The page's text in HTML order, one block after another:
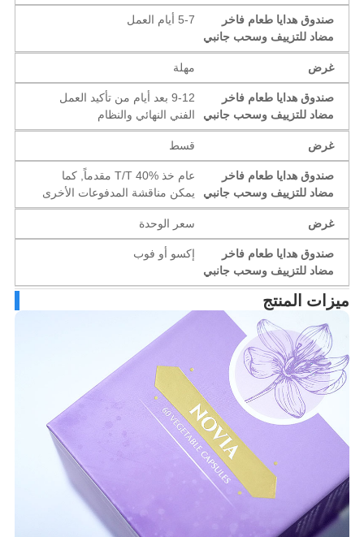
صندوق هدايا طعام فاخر
مضاد للتزييف وسحب جانبي
صندوق هدايا طعام فاخر
مضاد للتزييف وسحب جانبي
9-12 بعد أيام من تأكيد العمل
الفني النهائي والنظام
صندوق هدايا طعام فاخر
مضاد للتزييف وسحب جانبي
عام خذ T/T 40% مقدماً, كما
يمكن مناقشة المدفوعات الأخرى
سعر الوحدة
صندوق هدايا طعام فاخر
مضاد للتزييف وسحب جانبي
إكسو أو فوب
المنتج